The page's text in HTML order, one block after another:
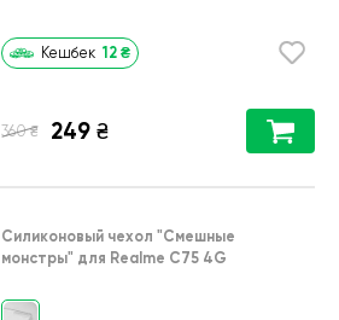
Кешбек 12 ₴
360 ₴ 249 ₴
Силиконовый чехол "Cмешные
монстры" для Realme C75 4G